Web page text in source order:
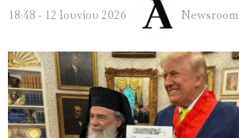
18:48 - 12 Ιουνίου 2026 Newsroom